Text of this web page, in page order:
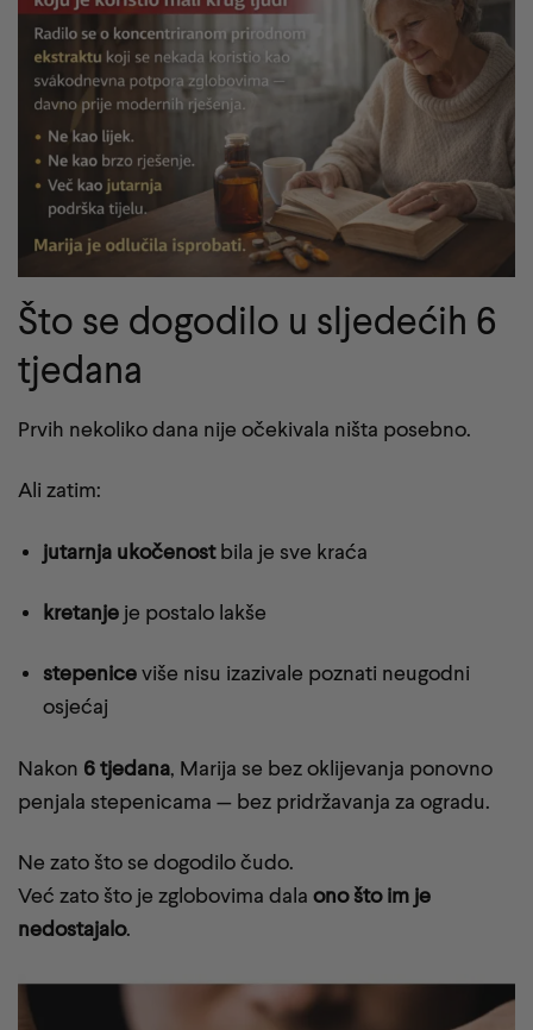
Što se dogodilo u sljedećih 6
tjedana
Prvih nekoliko dana nije očekivala ništa posebno.
Ali zatim:
jutarnja ukočenostbila je sve kraća
kretanjeje postalo lakše
stepeniceviše nisu izazivale poznati neugodni
osjećaj
Nakon 6 tjedana, Marija se bez oklijevanja ponovno
penjala stepenicama — bez pridržavanja za ogradu.
Ne zato što se dogodilo čudo.
Već zato što je zglobovima dala ono što im je
nedostajalo.